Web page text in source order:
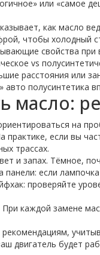
или «самое
как масло
чтобы холодный
свойства при
vs
расстояния или
авто полусинтетика
масло:
на
практике, если вы
трассах.
и запах. Тёмное,
панели: если
проверяйте
каждой замене
двигатель будет